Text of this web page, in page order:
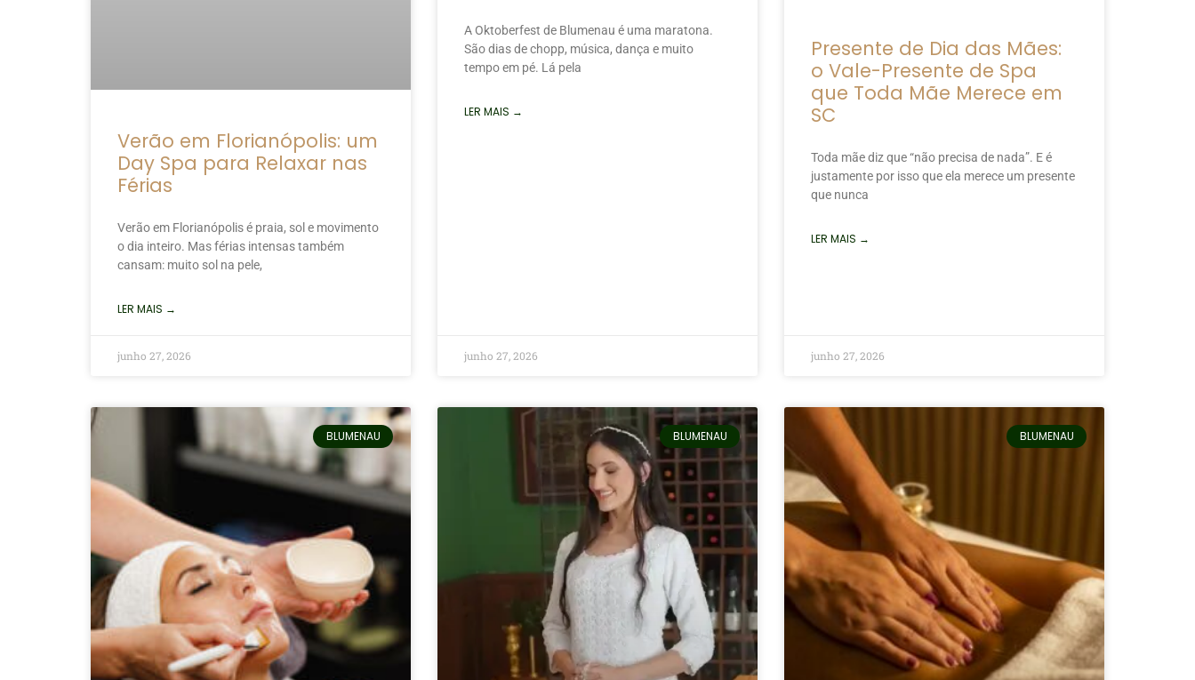
Verão em Florianópolis: um
Day Spa para Relaxar nas
Férias
Verão em Florianópolis é praia, sol e movimento
o dia inteiro. Mas férias intensas também
cansam: muito sol na pele,
LER MAIS →
junho 27, 2026
A Oktoberfest de Blumenau é uma maratona.
São dias de chopp, música, dança e muito
tempo em pé. Lá pela
LER MAIS →
junho 27, 2026
Presente de Dia das Mães:
o Vale-Presente de Spa
que Toda Mãe Merece em
SC
Toda mãe diz que “não precisa de nada”. E é
justamente por isso que ela merece um presente
que nunca
LER MAIS →
junho 27, 2026
BLUMENAU BLUMENAU BLUMENAU